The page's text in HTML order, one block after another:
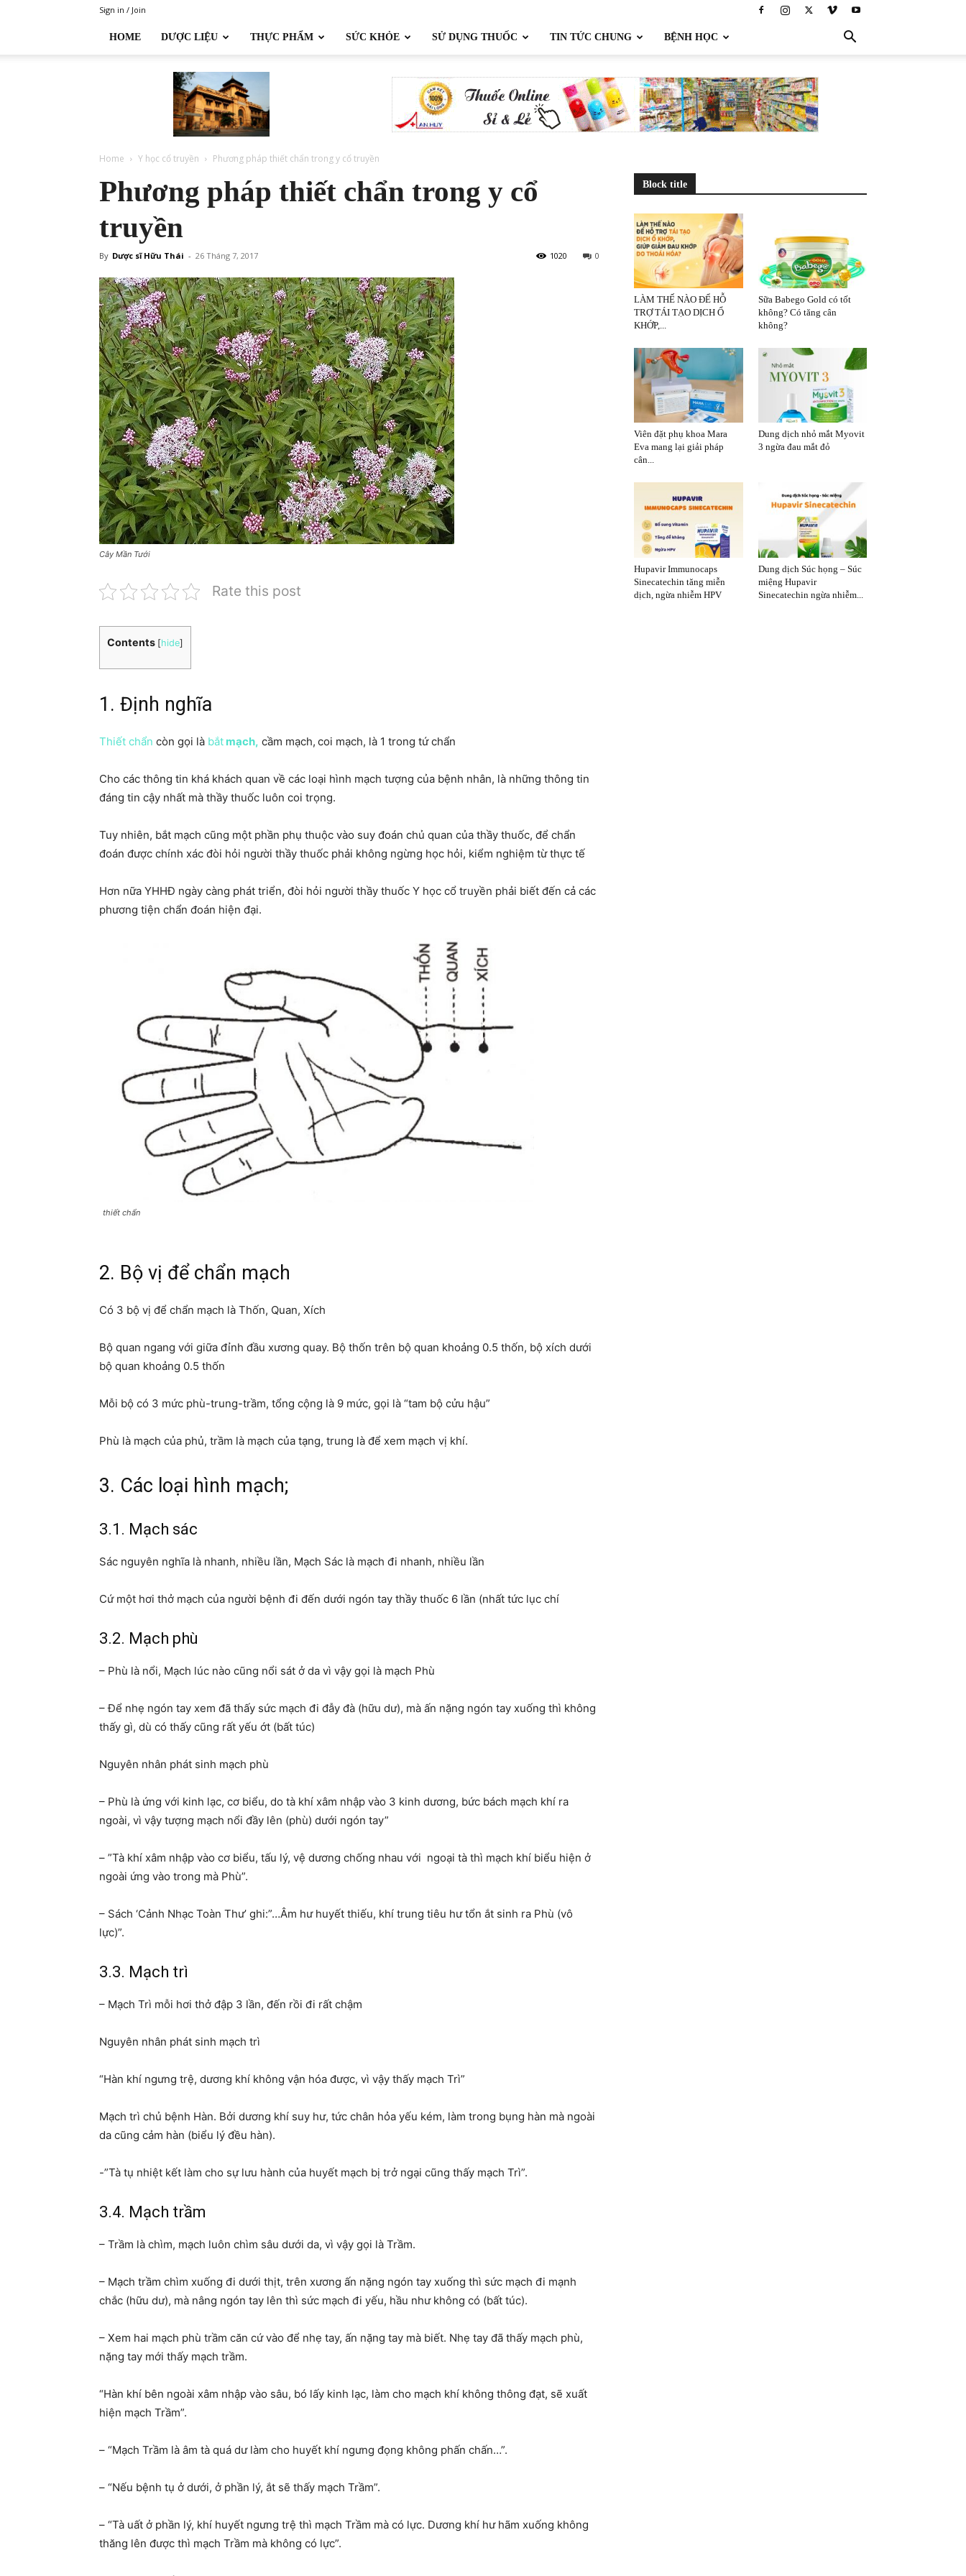
Sign in / Join
HOME DƯỢC LIỆU THỰC PHẨM SỨC KHỎE SỬ DỤNG THUỐC TIN TỨC CHUNG BỆNH HỌC
Home Y học cổ truyền Phương pháp thiết chẩn trong y cổ truyền
Phương pháp thiết chẩn trong y cổ
truyền
By Dược sĩ Hữu Thái - 26 Tháng 7, 2017 0
1020
Cây Mần Tưới
Rate this post
Contents [hide]
1. Định nghĩa
Thiết chẩn còn gọi là bắt mạch, cầm mạch, coi mạch, là 1 trong tứ chẩn
Cho các thông tin khá khách quan về các loại hình mạch tượng của bệnh nhân, là những thông tin
đáng tin cậy nhất mà thầy thuốc luôn coi trọng.
Tuy nhiên, bắt mạch cũng một phần phụ thuộc vào suy đoán chủ quan của thầy thuốc, để chẩn
đoán được chính xác đòi hỏi người thầy thuốc phải không ngừng học hỏi, kiểm nghiệm từ thực tế
Hơn nữa YHHĐ ngày càng phát triển, đòi hỏi người thầy thuốc Y học cổ truyền phải biết đến cả các
phương tiện chẩn đoán hiện đại.
thiết chẩn
2. Bộ vị để chẩn mạch
Có 3 bộ vị để chẩn mạch là Thốn, Quan, Xích
Bộ quan ngang với giữa đỉnh đầu xương quay. Bộ thốn trên bộ quan khoảng 0.5 thốn, bộ xích dưới
bộ quan khoảng 0.5 thốn
Mỗi bộ có 3 mức phù-trung-trầm, tổng cộng là 9 mức, gọi là “tam bộ cửu hậu”
Phù là mạch của phủ, trầm là mạch của tạng, trung là để xem mạch vị khí.
3. Các loại hình mạch;
3.1. Mạch sác
Sác nguyên nghĩa là nhanh, nhiều lần, Mạch Sác là mạch đi nhanh, nhiều lần
Cứ một hơi thở mạch của người bệnh đi đến dưới ngón tay thầy thuốc 6 lần (nhất tức lục chí
3.2. Mạch phù
– Phù là nổi, Mạch lúc nào cũng nổi sát ở da vì vậy gọi là mạch Phù
– Để nhẹ ngón tay xem đã thấy sức mạch đi đẫy đà (hữu dư), mà ấn nặng ngón tay xuống thì không
thấy gì, dù có thấy cũng rất yếu ớt (bất túc)
Nguyên nhân phát sinh mạch phù
– Phù là ứng với kinh lạc, cơ biểu, do tà khí xâm nhập vào 3 kinh dương, bức bách mạch khí ra
ngoài, vì vậy tượng mạch nổi đầy lên (phù) dưới ngón tay”
– ”Tà khí xâm nhập vào cơ biểu, tấu lý, vệ dương chống nhau với ngoại tà thì mạch khí biểu hiện ở
ngoài ứng vào trong mà Phù”.
– Sách ‘Cảnh Nhạc Toàn Thư’ ghi:”…Âm hư huyết thiếu, khí trung tiêu hư tổn ắt sinh ra Phù (vô
lực)”.
3.3. Mạch trì
– Mạch Trì mỗi hơi thở đập 3 lần, đến rồi đi rất chậm
Nguyên nhân phát sinh mạch trì
“Hàn khí ngưng trệ, dương khí không vận hóa được, vì vậy thấy mạch Trì”
Mạch trì chủ bệnh Hàn. Bởi dương khí suy hư, tức chân hỏa yếu kém, làm trong bụng hàn mà ngoài
da cũng cảm hàn (biểu lý đều hàn).
-”Tà tụ nhiệt kết làm cho sự lưu hành của huyết mạch bị trở ngại cũng thấy mạch Trì”.
3.4. Mạch trầm
– Trầm là chìm, mạch luôn chìm sâu dưới da, vì vậy gọi là Trầm.
– Mạch trầm chìm xuống đi dưới thịt, trên xương ấn nặng ngón tay xuống thì sức mạch đi mạnh
chắc (hữu dư), mà nâng ngón tay lên thì sức mạch đi yếu, hầu như không có (bất túc).
– Xem hai mạch phù trầm căn cứ vào để nhẹ tay, ấn nặng tay mà biết. Nhẹ tay đã thấy mạch phù,
nặng tay mới thấy mạch trầm.
“Hàn khí bên ngoài xâm nhập vào sâu, bó lấy kinh lạc, làm cho mạch khí không thông đạt, sẽ xuất
hiện mạch Trầm”.
– “Mạch Trầm là âm tà quá dư làm cho huyết khí ngưng đọng không phấn chấn…”.
– “Nếu bệnh tụ ở dưới, ở phần lý, ắt sẽ thấy mạch Trầm”.
– “Tà uất ở phần lý, khí huyết ngưng trệ thì mạch Trầm mà có lực. Dương khí hư hãm xuống không
thăng lên được thì mạch Trầm mà không có lực”.
Block title
LÀM THẾ NÀO ĐỂ HỖ
TRỢ TÁI TẠO DỊCH Ổ
KHỚP,...
Sữa Babego Gold có tốt
không? Có tăng cân
không?
Viên đặt phụ khoa Mara
Eva mang lại giải pháp
cân...
Dung dịch nhỏ mắt Myovit
3 ngừa đau mắt đỏ
Hupavir Immunocaps
Sinecatechin tăng miễn
dịch, ngừa nhiễm HPV
Dung dịch Súc họng – Súc
miệng Hupavir
Sinecatechin ngừa nhiễm...